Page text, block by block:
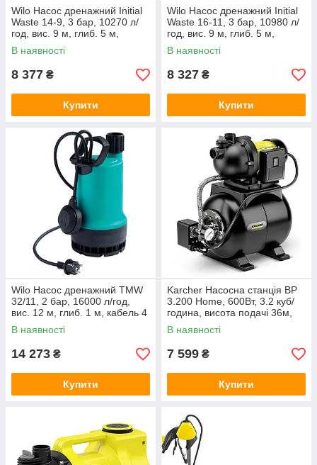
Wilo Насос дренажний Initial
Waste 14-9, 3 бар, 10270 л/
год, вис. 9 м, глиб. 5 м,
кабель 10 м, 0,65 кВт, 230 V
В наявності
8 377 ₴
Купити
Wilo Насос дренажний Initial
Waste 16-11, 3 бар, 10980 л/
год, вис. 9 м, глиб. 5 м,
кабель 10 м, 0,75 кВт, 230 V
В наявності
8 327 ₴
Купити
Wilo Насос дренажний TMW
32/11, 2 бар, 16000 л/год,
вис. 12 м, глиб. 1 м, кабель 4
м, 0,55 кВт, 230 V
В наявності
14 273 ₴
Купити
Karcher Насосна станція BP
3.200 Home, 600Вт, 3.2 куб/
година, висота подачі 36м,
висота всмоктування 8 м,
10.5 кг
В наявності
7 599 ₴
Купити